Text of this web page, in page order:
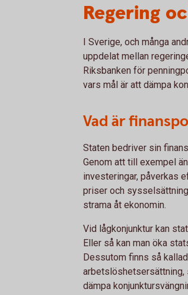
Regering
I Sverige, och många
uppdelat mellan
Riksbanken för
vars mål är att dämpa
Vad är
Staten bedriver sin
Genom att till exempel
investeringar, påverkas
priser och
strama åt ekonomin.
Vid lågkonjunktur kan
Eller så kan man öka
Dessutom finns så
dämpa